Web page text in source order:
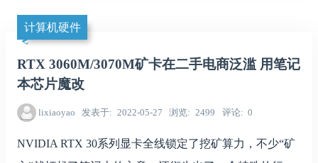
计算机硬件
RTX 3060M/3070M矿卡在二手电商泛滥 用笔记
本芯片魔改
lixiaoyao 发表于 2022-05-27 浏览 2499 评论 0
NVIDIA RTX 30系列显卡全线锁定了挖矿算力，不少“矿